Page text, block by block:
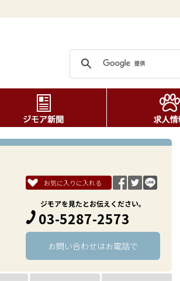
お気に入りに入れる
ジモアを見たとお伝えください。
03-5287-2573
お問い合わせはお電話で